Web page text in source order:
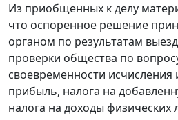
Из приобщенных к делу
что оспоренное решение
органом по результатам
проверки общества по
своевременности исчисления
прибыль, налога на
налога на доходы физических